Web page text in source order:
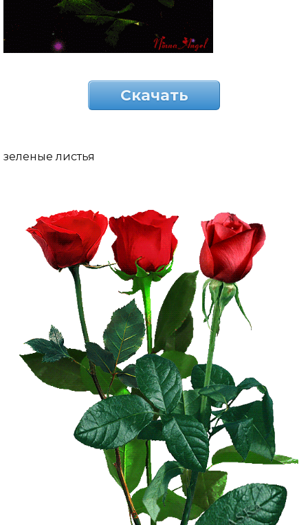
Скачать
зеленые листья